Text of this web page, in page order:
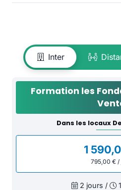
Inter
Formation les
Dans les locaux
1
795,00 € /
2 jours /